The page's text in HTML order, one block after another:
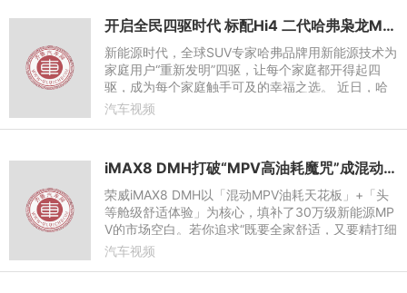
开启全民四驱时代 标配Hi4 二代哈弗枭龙MAX上市，限时换新价11.68万元起
新能源时代，全球SUV专家哈弗品牌用新能源技术为
家庭用户“重新发明”四驱，让每个家庭都开得起四
驱，成为每个家庭触手可及的幸福之选。 近日，哈
弗品牌开启了“欢迎来到全民四驱时代”的宏大叙事，
汽车视频
iMAX8 DMH打破“MPV高油耗魔咒”成混动MPV新标杆
荣威iMAX8 DMH以「混动MPV油耗天花板」+「头
等舱级舒适体验」为核心，填补了30万级新能源MP
V的市场空白。若你追求“既要全家舒适，又要精打细
算”，这款车或许是打破“MPV高油耗魔咒”的最优
汽车视频